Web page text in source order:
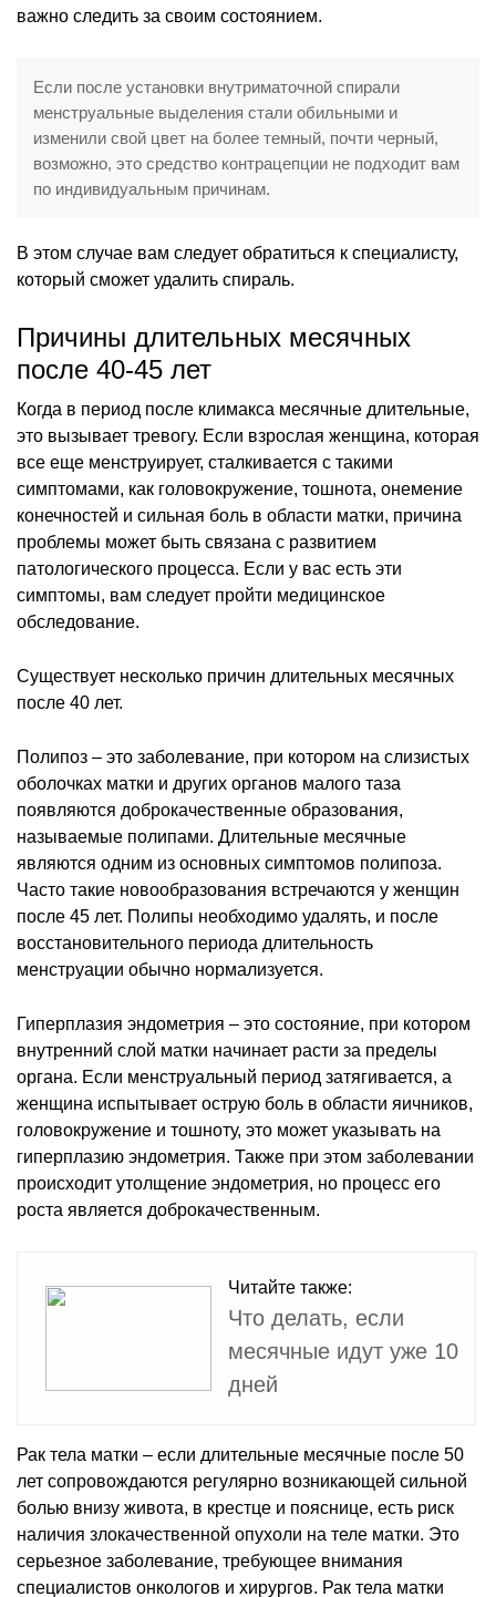
важно следить за своим состоянием.
Если после установки внутриматочной спирали
менструальные выделения стали обильными и
изменили свой цвет на более темный, почти черный,
возможно, это средство контрацепции не подходит вам
по индивидуальным причинам.
В этом случае вам следует обратиться к специалисту,
который сможет удалить спираль.
Причины длительных месячных
после 40-45 лет
Когда в период после климакса месячные длительные,
это вызывает тревогу. Если взрослая женщина, которая
все еще менструирует, сталкивается с такими
симптомами, как головокружение, тошнота, онемение
конечностей и сильная боль в области матки, причина
проблемы может быть связана с развитием
патологического процесса. Если у вас есть эти
симптомы, вам следует пройти медицинское
обследование.
Существует несколько причин длительных месячных
после 40 лет.
Полипоз – это заболевание, при котором на слизистых
оболочках матки и других органов малого таза
появляются доброкачественные образования,
называемые полипами. Длительные месячные
являются одним из основных симптомов полипоза.
Часто такие новообразования встречаются у женщин
после 45 лет. Полипы необходимо удалять, и после
восстановительного периода длительность
менструации обычно нормализуется.
Гиперплазия эндометрия – это состояние, при котором
внутренний слой матки начинает расти за пределы
органа. Если менструальный период затягивается, а
женщина испытывает острую боль в области яичников,
головокружение и тошноту, это может указывать на
гиперплазию эндометрия. Также при этом заболевании
происходит утолщение эндометрия, но процесс его
роста является доброкачественным.
Читайте также:
Что делать, если
месячные идут уже 10
дней
Рак тела матки – если длительные месячные после 50
лет сопровождаются регулярно возникающей сильной
болью внизу живота, в крестце и пояснице, есть риск
наличия злокачественной опухоли на теле матки. Это
серьезное заболевание, требующее внимания
специалистов онкологов и хирургов. Рак тела матки